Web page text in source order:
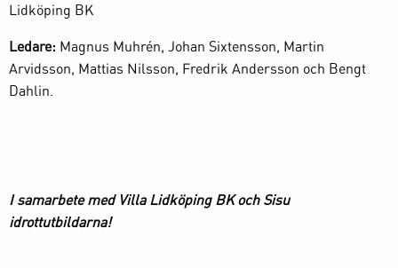
Lidköping BK
Ledare: Magnus Muhrén, Johan Sixtensson, Martin
Arvidsson, Mattias Nilsson, Fredrik Andersson och Bengt
Dahlin.
I samarbete med Villa Lidköping BK och Sisu
idrottutbildarna!